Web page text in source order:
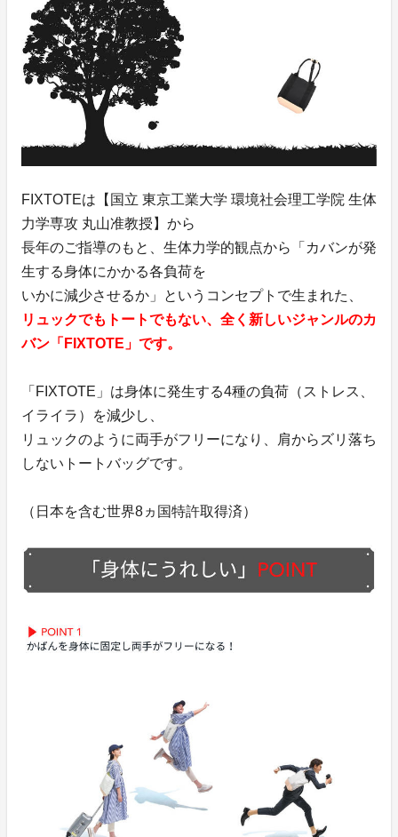
FIXTOTEは【国立 東京工業大学 環境社会理工学院 生体
力学専攻 丸山准教授】から
長年のご指導のもと、生体力学的観点から「カバンが発
生する身体にかかる各負荷を
いかに減少させるか」というコンセプトで生まれた、
リュックでもトートでもない、全く新しいジャンルのカ
バン「FIXTOTE」です。
「FIXTOTE」は身体に発生する4種の負荷（ストレス、
イライラ）を減少し、
リュックのように両手がフリーになり、肩からズリ落ち
しないトートバッグです。
（日本を含む世界8ヵ国特許取得済）